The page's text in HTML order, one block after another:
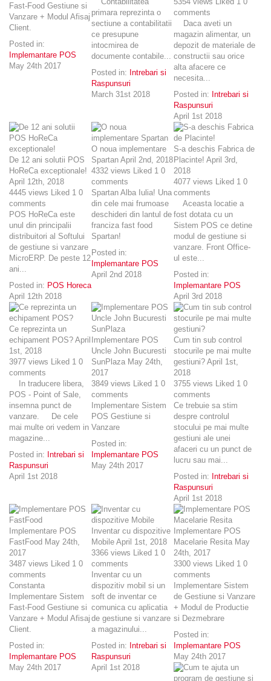
Fast-Food Gestiune si
Vanzare + Modul Afisaj
Client.
Posted in:
Implemantare POS
May 24th 2017
primara reprezinta o
sectiune a contabilitatii
ce presupune
intocmirea de
documente contabile...
Posted in: Intrebari si
Raspunsuri
March 31st 2018
comments
Daca aveti un
magazin alimentar, un
depozit de materiale de
constructii sau orice
alta afacere ce
necesita...
Posted in: Intrebari si
Raspunsuri
April 1st 2018
De 12 ani solutii POS
HoReCa exceptionale!
April 12th, 2018
4445 views Liked 1 0
comments
POS HoReCa este
unul din principalii
distribuitori al Softului
de gestiune si vanzare
MicroERP. De peste 12
ani...
Posted in: POS Horeca
April 12th 2018
O noua implementare
Spartan April 2nd, 2018
4332 views Liked 1 0
comments
Spartan Alba Iulia! Una
din cele mai frumoase
deschideri din lantul de
franciza fast food
Spartan!
Posted in:
Implemantare POS
April 2nd 2018
S-a deschis Fabrica de
Placinte! April 3rd,
2018
4077 views Liked 1 0
comments
Aceasta locatie a
fost dotata cu un
Sistem POS ce detine
modul de gestiune si
vanzare. Front Office-
ul este...
Posted in:
Implemantare POS
April 3rd 2018
Ce reprezinta un
echipament POS? April
1st, 2018
3977 views Liked 1 0
comments
In traducere libera,
POS - Point of Sale,
insemna punct de
vanzare. De cele
mai multe ori vedem in
magazine...
Posted in: Intrebari si
Raspunsuri
April 1st 2018
Implementare POS
Uncle John Bucuresti
SunPlaza May 24th,
2017
3849 views Liked 1 0
comments
Implementare Sistem
POS Gestiune si
Vanzare
Posted in:
Implemantare POS
May 24th 2017
Cum tin sub control
stocurile pe mai multe
gestiuni? April 1st,
2018
3755 views Liked 1 0
comments
Ce trebuie sa stim
despre controlul
stocului pe mai multe
gestiuni ale unei
afaceri cu un punct de
lucru sau mai...
Posted in: Intrebari si
Raspunsuri
April 1st 2018
Implementare POS
FastFood May 24th,
2017
3487 views Liked 1 0
comments
Constanta
Implementare Sistem
Fast-Food Gestiune si
Vanzare + Modul Afisaj
Client.
Posted in:
Implemantare POS
May 24th 2017
Inventar cu dispozitive
Mobile April 1st, 2018
3366 views Liked 1 0
comments
Inventar cu un
dispozitiv mobil si un
soft de inventar ce
comunica cu aplicatia
de gestiune si vanzare
a magazinului...
Posted in: Intrebari si
Raspunsuri
April 1st 2018
Implementare POS
Macelarie Resita May
24th, 2017
3300 views Liked 1 0
comments
Implementare Sistem
de Gestiune si Vanzare
+ Modul de Productie
si Dezmebrare
Posted in:
Implemantare POS
May 24th 2017